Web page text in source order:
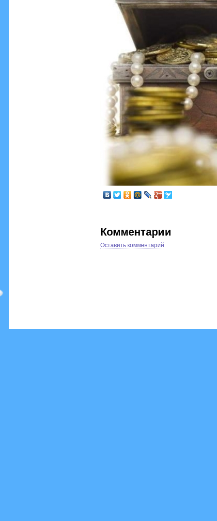
Комментарии
Оставить комментарий